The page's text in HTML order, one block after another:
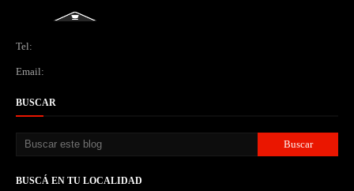
Tel:
Email:
BUSCAR
BUSCÁ EN TU LOCALIDAD